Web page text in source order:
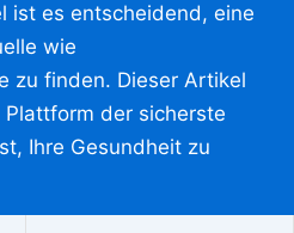
ist es entscheidend, eine
wie
zu finden. Dieser Artikel
der sicherste
Ihre Gesundheit zu